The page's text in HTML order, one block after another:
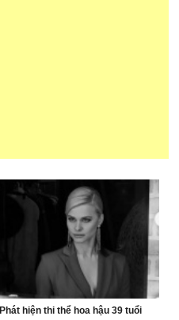
Phát hiện thi thể hoa hậu 39 tuổi